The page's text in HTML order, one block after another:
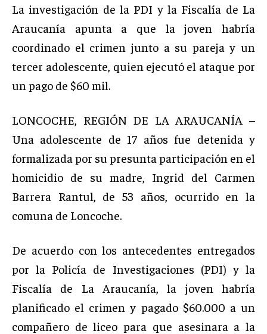
La investigación de la PDI y la Fiscalía de La
Araucanía apunta a que la joven habría
coordinado el crimen junto a su pareja y un
tercer adolescente, quien ejecutó el ataque por
un pago de $60 mil.
LONCOCHE, REGIÓN DE LA ARAUCANÍA –
Una adolescente de 17 años fue detenida y
formalizada por su presunta participación en el
homicidio de su madre, Ingrid del Carmen
Barrera Rantul, de 53 años, ocurrido en la
comuna de Loncoche.
De acuerdo con los antecedentes entregados
por la Policía de Investigaciones (PDI) y la
Fiscalía de La Araucanía, la joven habría
planificado el crimen y pagado $60.000 a un
compañero de liceo para que asesinara a la